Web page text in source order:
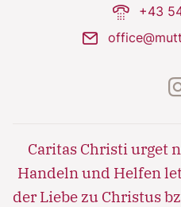
phone-dial +43
mail
Caritas Christi urget
Handeln und Helfen
der Liebe zu Christus
laboris nisi ut aliquip ex
Lorem ipsum dolor sit
adipisicing elit, sed do
minim veniam, quis
laboris nisi ut aliquip ex
Lorem ipsum dolor sit